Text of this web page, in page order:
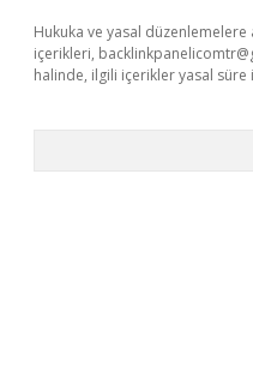
Hukuka ve yasal düzenlemelere
içerikleri,
halinde, ilgili içerikler yasal süre